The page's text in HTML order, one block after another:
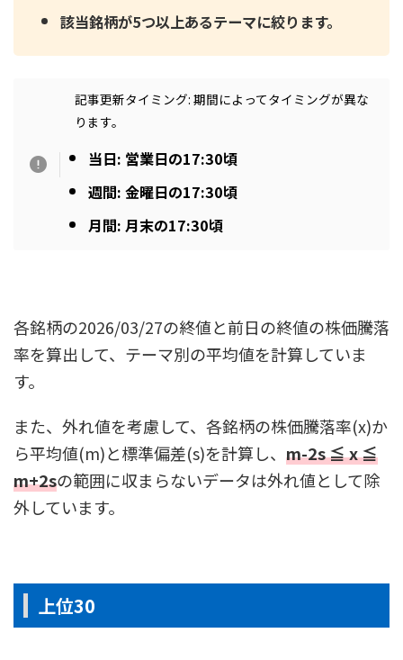
該当銘柄が5つ以上あるテーマに絞ります。
記事更新タイミング: 期間によってタイミングが異な
ります。
当日: 営業日の17:30頃
週間: 金曜日の17:30頃
月間: 月末の17:30頃
各銘柄の2026/03/27の終値と前日の終値の株価騰落
率を算出して、テーマ別の平均値を計算していま
す。
また、外れ値を考慮して、各銘柄の株価騰落率(x)か
ら平均値(m)と標準偏差(s)を計算し、 m-2s ≦ x ≦
m+2sの範囲に収まらないデータは外れ値として除
外しています。
上位30